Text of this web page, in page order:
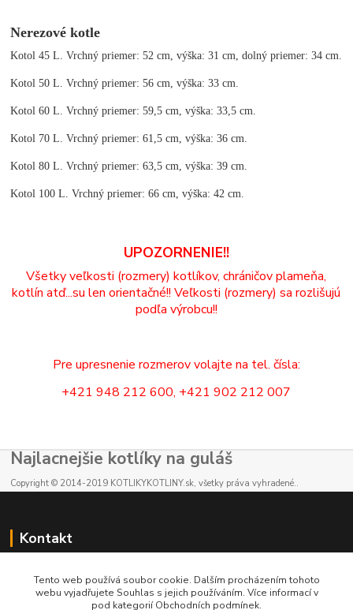
Nerezové kotle
Kotol 45 L. Vrchný priemer: 52 cm, výška: 31 cm, dolný priemer: 34 cm.
Kotol 50 L. Vrchný priemer: 56 cm, výška: 33 cm.
Kotol 60 L. Vrchný priemer: 59,5 cm, výška: 33,5 cm.
Kotol 70 L. Vrchný priemer: 61,5 cm, výška: 36 cm.
Kotol 80 L. Vrchný priemer: 63,5 cm, výška: 39 cm.
Kotol 100 L. Vrchný priemer: 66 cm, výška: 42 cm.
UPOZORNENIE!!
Všetky veľkosti (rozmery) kotlíkov, chráničov plameňa,
kotlín atď...su len orientačné!! Veľkosti (rozmery) sa rozlišujú
podľa výrobcu!!
Pre upresnenie rozmerov volajte na tel. čísla:
+421 948 212 600, +421 902 212 007
Najlacnejšie kotlíky na guláš
Copyright © 2014-2019 KOTLIKYKOTLINY.sk, všetky práva vyhradené..
Kontakt
E-shop: +421 902 212 007
od 8:00 - do 16:00 hod
Tento web používá soubor cookie. Dalším procházením tohoto
webu vyjadřujete Souhlas s jejich používáním. Více informací v
pod kategorií Obchodních podmínek.